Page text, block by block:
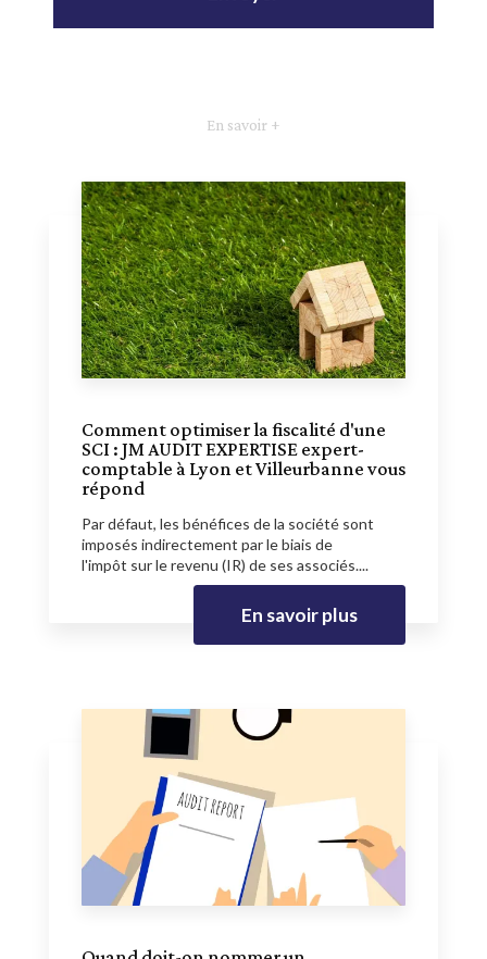
En savoir +
Comment optimiser la fiscalité d'une
SCI : JM AUDIT EXPERTISE expert-
comptable à Lyon et Villeurbanne vous
répond
Par défaut, les bénéfices de la société sont
imposés indirectement par le biais de
l'impôt sur le revenu (IR) de ses associés....
En savoir plus